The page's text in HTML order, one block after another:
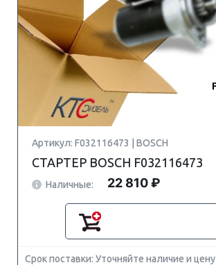
Артикул: F032116473 | BOSCH
СТАРТЕР BOSCH F032116473
Наличные: 22 810 ₽
Срок поставки: Уточняйте наличие и цену